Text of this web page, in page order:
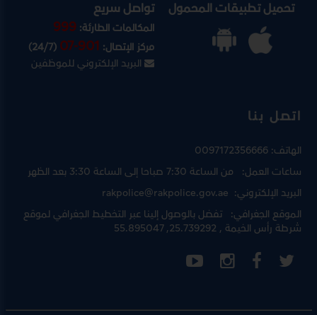
تحميل تطبيقات المحمول تواصل سريع
المكالمات الطارئة:999
مركز الإتصال:07-901
(24/7)
البريد الإلكتروني للموظفين
اتصل بنا
الهاتف:0097172356666
ساعات العمل: من الساعة 7:30 صباحا إلى الساعة 3:30 بعد الظهر
البريد الإلكتروني:rakpolice@rakpolice.gov.ae
الموقع الجغرافي: تفضل بالوصول إلينا عبرالتخطيط الجغرافي لموقع
شرطة رأس الخيمة, 25.739292, 55.895047